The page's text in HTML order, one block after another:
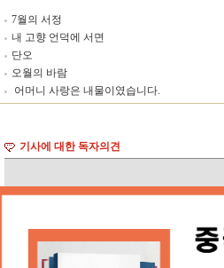
7월의 서정
내 고향 언덕에 서면
단오
오월의 바람
어머니 사랑은 내물이였습니다.
기사에 대한 독자의견